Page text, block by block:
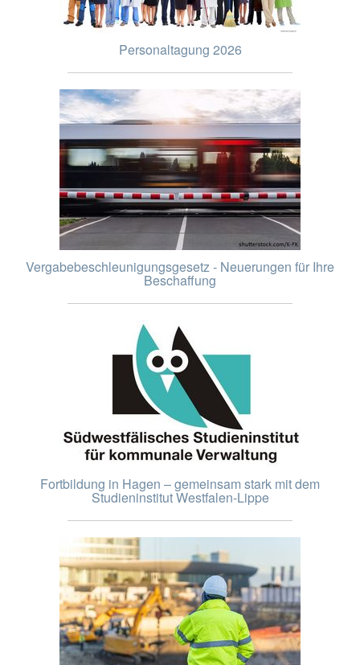
Personaltagung 2026
Vergabebeschleunigungsgesetz - Neuerungen für Ihre
Beschaffung
Fortbildung in Hagen – gemeinsam stark mit dem
Studieninstitut Westfalen-Lippe